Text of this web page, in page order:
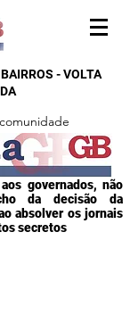
- VOLTA
governados, não
da decisão da
absolver os jornais
secretos